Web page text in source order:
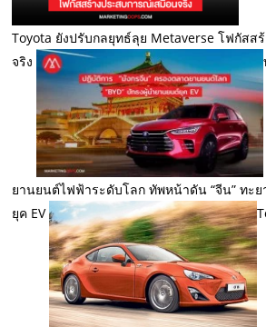
Toyota ยังปรับกลยุทธ์ลุย Metaverse โฟกัสส
จริง
ยานยนต์ไฟฟ้าระดับโลก ทัพหน้าดัน “จีน” ทะ
ยุค EV